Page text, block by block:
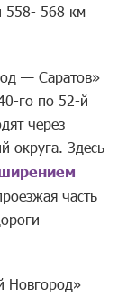
558- 568 км
— Саратов»
го по 52-й
через
округа. Здесь
часть
Новгород»